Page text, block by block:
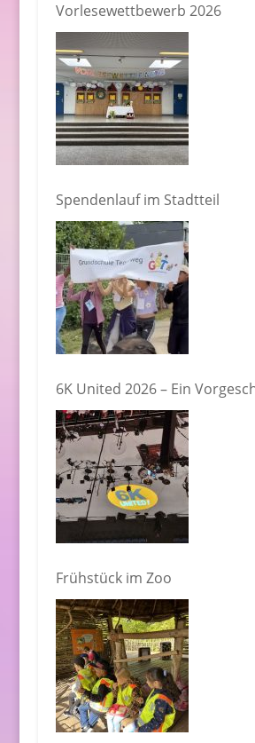
Vorlesewettbewerb 2026
Spendenlauf im Stadtteil
6K United 2026 – Ein
Frühstück im Zoo